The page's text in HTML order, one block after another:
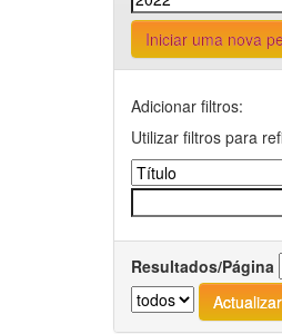
Iniciar uma nova
Adicionar filtros:
Utilizar filtros para
Resultados/Página